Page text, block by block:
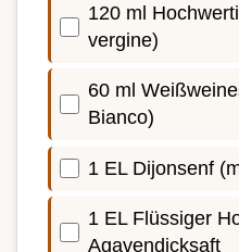
120 ml
vergine)
60 ml
Bianco)
1 EL Dijonsenf
1 EL Flüssiger
Agavendicksaft